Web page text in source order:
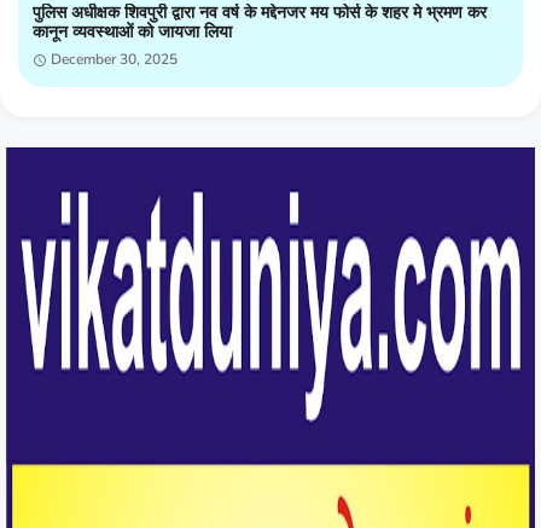
पुलिस अधीक्षक शिवपुरी द्वारा नव वर्ष के मद्देनजर मय फोर्स के शहर मे भ्रमण कर
कानून व्यवस्थाओं को जायजा लिया
December 30, 2025